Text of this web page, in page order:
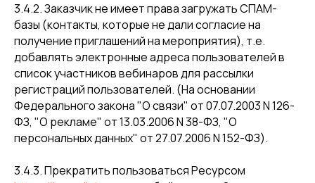
3.4.2. Заказчик не имеет права загружать СПАМ-
базы (контакты, которые не дали согласие на
получение приглашений на мероприятия), т.е.
добавлять электронные адреса пользователей в
список участников вебинаров для рассылки
регистраций пользователей. (На основании
Федерального закона "О связи" от 07.07.2003 N 126-
ФЗ, "О рекламе" от 13.03.2006 N 38-ФЗ, "О
персональных данных" от 27.07.2006 N 152-ФЗ).
3.4.3. Прекратить пользоваться Ресурсом